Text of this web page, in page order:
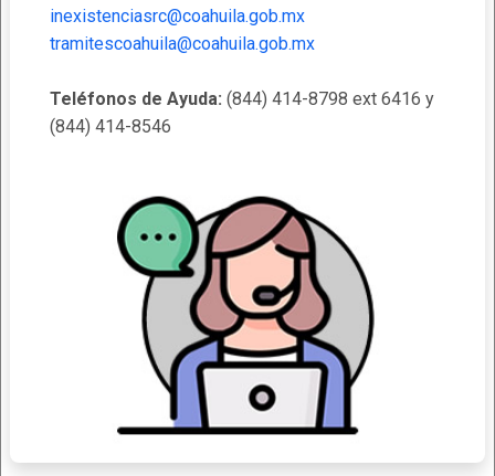
inexistenciasrc@coahuila.gob.mx
tramitescoahuila@coahuila.gob.mx
Teléfonos de Ayuda: (844) 414-8798 ext 6416 y
(844) 414-8546